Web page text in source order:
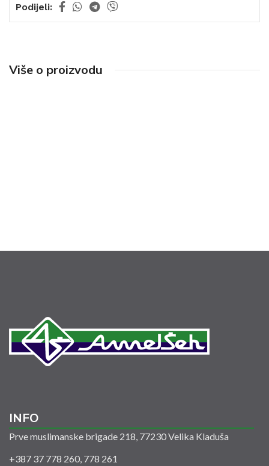
Podijeli:
Više o proizvodu
INFO
Prve muslimanske brigade 218, 77230 Velika Kladuša
+387 37 778 260, 778 261